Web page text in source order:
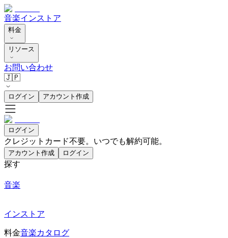
音楽インストア
料金
リソース
お問い合わせ
🇯🇵
ログイン アカウント作成
ログイン
クレジットカード不要。いつでも解約可能。
アカウント作成 ログイン
探す
音楽
インストア
料金音楽カタログ